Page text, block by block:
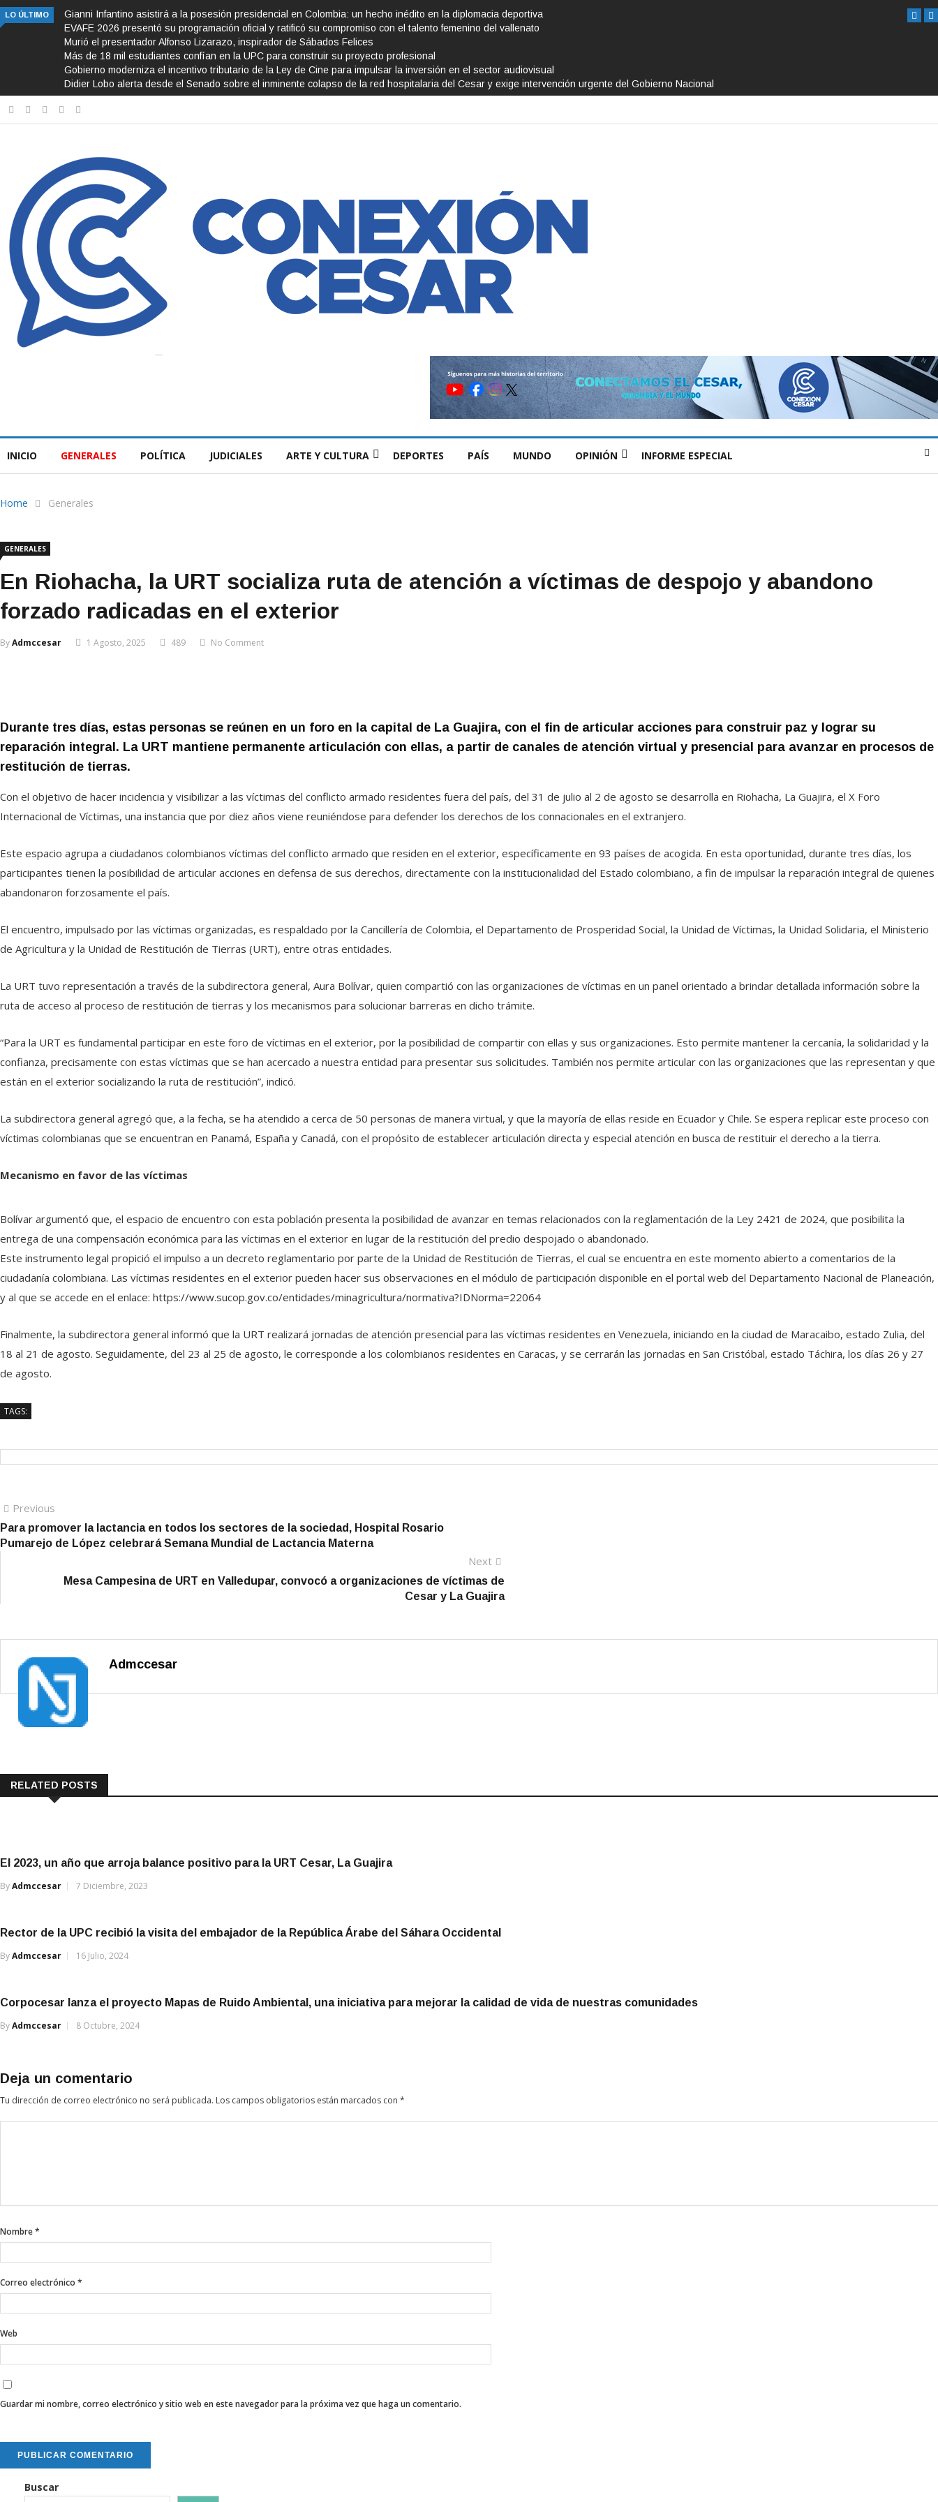
LO ÚLTIMO
Gianni Infantino asistirá a la posesión presidencial en Colombia: un hecho inédito en la diplomacia deportiva
EVAFE 2026 presentó su programación oficial y ratificó su compromiso con el talento femenino del vallenato
Murió el presentador Alfonso Lizarazo, inspirador de Sábados Felices
Más de 18 mil estudiantes confían en la UPC para construir su proyecto profesional
Gobierno moderniza el incentivo tributario de la Ley de Cine para impulsar la inversión en el sector audiovisual
Didier Lobo alerta desde el Senado sobre el inminente colapso de la red hospitalaria del Cesar y exige intervención urgente del Gobierno Nacional
INICIO GENERALES POLÍTICA JUDICIALES ARTE Y CULTURA DEPORTES PAÍS MUNDO OPINIÓN INFORME ESPECIAL
Home Generales
GENERALES
En Riohacha, la URT socializa ruta de atención a víctimas de despojo y abandono
forzado radicadas en el exterior
ByAdmccesar 1 Agosto, 2025 489 No Comment
Durante tres días, estas personas se reúnen en un foro en la capital de La Guajira, con el fin de articular acciones para construir paz y lograr su
reparación integral. La URT mantiene permanente articulación con ellas, a partir de canales de atención virtual y presencial para avanzar en procesos de
restitución de tierras.
Con el objetivo de hacer incidencia y visibilizar a las víctimas del conflicto armado residentes fuera del país, del 31 de julio al 2 de agosto se desarrolla en Riohacha, La Guajira, el X Foro
Internacional de Víctimas, una instancia que por diez años viene reuniéndose para defender los derechos de los connacionales en el extranjero.
Este espacio agrupa a ciudadanos colombianos víctimas del conflicto armado que residen en el exterior, específicamente en 93 países de acogida. En esta oportunidad, durante tres días, los
participantes tienen la posibilidad de articular acciones en defensa de sus derechos, directamente con la institucionalidad del Estado colombiano, a fin de impulsar la reparación integral de quienes
abandonaron forzosamente el país.
El encuentro, impulsado por las víctimas organizadas, es respaldado por la Cancillería de Colombia, el Departamento de Prosperidad Social, la Unidad de Víctimas, la Unidad Solidaria, el Ministerio
de Agricultura y la Unidad de Restitución de Tierras (URT), entre otras entidades.
La URT tuvo representación a través de la subdirectora general, Aura Bolívar, quien compartió con las organizaciones de víctimas en un panel orientado a brindar detallada información sobre la
ruta de acceso al proceso de restitución de tierras y los mecanismos para solucionar barreras en dicho trámite.
“Para la URT es fundamental participar en este foro de víctimas en el exterior, por la posibilidad de compartir con ellas y sus organizaciones. Esto permite mantener la cercanía, la solidaridad y la
confianza, precisamente con estas víctimas que se han acercado a nuestra entidad para presentar sus solicitudes. También nos permite articular con las organizaciones que las representan y que
están en el exterior socializando la ruta de restitución”, indicó.
La subdirectora general agregó que, a la fecha, se ha atendido a cerca de 50 personas de manera virtual, y que la mayoría de ellas reside en Ecuador y Chile. Se espera replicar este proceso con
víctimas colombianas que se encuentran en Panamá, España y Canadá, con el propósito de establecer articulación directa y especial atención en busca de restituir el derecho a la tierra.
Mecanismo en favor de las víctimas
Bolívar argumentó que, el espacio de encuentro con esta población presenta la posibilidad de avanzar en temas relacionados con la reglamentación de la Ley 2421 de 2024, que posibilita la
entrega de una compensación económica para las víctimas en el exterior en lugar de la restitución del predio despojado o abandonado.
Este instrumento legal propició el impulso a un decreto reglamentario por parte de la Unidad de Restitución de Tierras, el cual se encuentra en este momento abierto a comentarios de la
ciudadanía colombiana. Las víctimas residentes en el exterior pueden hacer sus observaciones en el módulo de participación disponible en el portal web del Departamento Nacional de Planeación,
y al que se accede en el enlace: https://www.sucop.gov.co/entidades/minagricultura/normativa?IDNorma=22064
Finalmente, la subdirectora general informó que la URT realizará jornadas de atención presencial para las víctimas residentes en Venezuela, iniciando en la ciudad de Maracaibo, estado Zulia, del
18 al 21 de agosto. Seguidamente, del 23 al 25 de agosto, le corresponde a los colombianos residentes en Caracas, y se cerrarán las jornadas en San Cristóbal, estado Táchira, los días 26 y 27
de agosto.
TAGS:
Navegación
de
Previous
post:
Para promover la lactancia en todos los sectores de la sociedad, Hospital Rosario
Pumarejo de López celebrará Semana Mundial de Lactancia Materna
Next
Mesa Campesina de URT en Valledupar, convocó a organizaciones de víctimas de
Cesar y La Guajira
Admccesar
RELATED POSTS
El 2023, un año que arroja balance positivo para la URT Cesar, La Guajira
ByAdmccesar 7 Diciembre, 2023
Rector de la UPC recibió la visita del embajador de la República Árabe del Sáhara Occidental
ByAdmccesar 16 Julio, 2024
Corpocesar lanza el proyecto Mapas de Ruido Ambiental, una iniciativa para mejorar la calidad de vida de nuestras comunidades
ByAdmccesar 8 Octubre, 2024
Deja un comentario
Tu dirección de correo electrónico no será publicada. Los campos obligatorios están marcados con *
Nombre*
Correo electrónico *
Web
Guardar mi nombre, correo electrónico y sitio web en este navegador para la próxima vez que haga un comentario.
Buscar